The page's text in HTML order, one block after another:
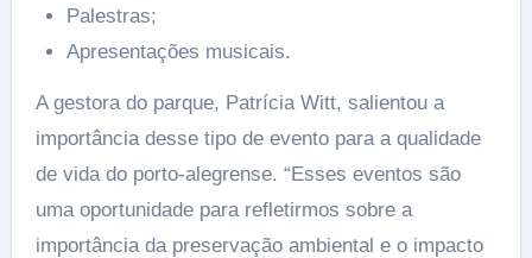
Palestras;
Apresentações musicais.
A gestora do parque, Patrícia Witt, salientou a
importância desse tipo de evento para a qualidade
de vida do porto-alegrense. “Esses eventos são
uma oportunidade para refletirmos sobre a
importância da preservação ambiental e o impacto